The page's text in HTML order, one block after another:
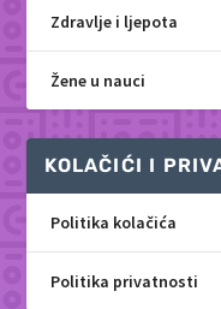
Zdravlje i ljepota
Žene u nauci
KOLAČIĆI I
Politika kolačića
Politika privatnosti